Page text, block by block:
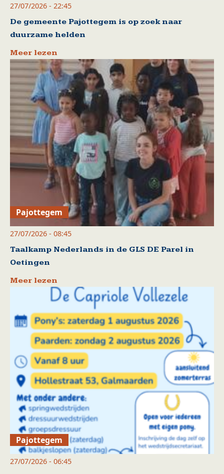
27/07/2026 - 22:45
De gemeente Pajottegem is op zoek naar
duurzame helden
Meer lezen
Pajottegem
27/07/2026 - 08:45
Taalkamp Nederlands in de GLS DE Parel in
Oetingen
Meer lezen
Pajottegem
27/07/2026 - 06:45